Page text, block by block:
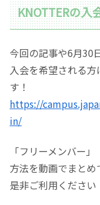
KNOTTERの入
今回の記事や6月30
入会を希望される
す！
https://
in/
「フリーメンバー
方法を動画でまとめ
是非ご利用ください